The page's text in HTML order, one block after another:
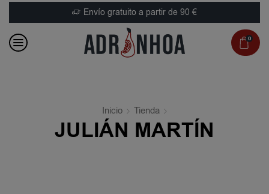
Envío gratuito a partir de 90 €
0
Inicio Tienda
JULIÁN MARTÍN